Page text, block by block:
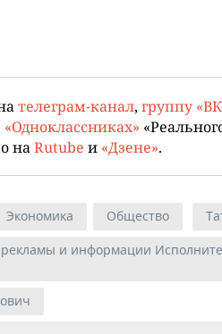
телеграм-канал, группу
на Rutube и «Дзене».
Экономика Общество
и информации